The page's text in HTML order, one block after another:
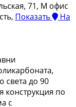
71, М офис
Показать
На
света до 90
конструкция по
с